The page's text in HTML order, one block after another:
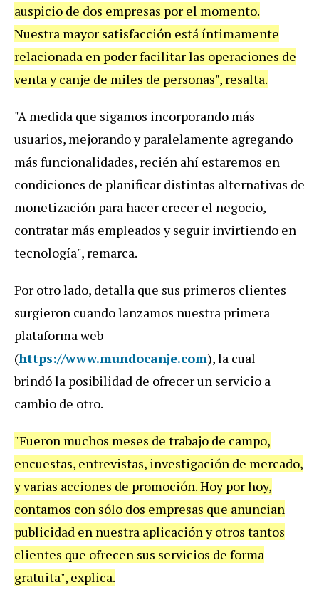
auspicio de dos empresas por el momento.
Nuestra mayor satisfacción está íntimamente
relacionada en poder facilitar las operaciones de
venta y canje de miles de personas", resalta.
"A medida que sigamos incorporando más
usuarios, mejorando y paralelamente agregando
más funcionalidades, recién ahí estaremos en
condiciones de planificar distintas alternativas de
monetización para hacer crecer el negocio,
contratar más empleados y seguir invirtiendo en
tecnología", remarca.
Por otro lado, detalla que sus primeros clientes
surgieron cuando lanzamos nuestra primera
plataforma web
(https://www.mundocanje.com), la cual
brindó la posibilidad de ofrecer un servicio a
cambio de otro.
"Fueron muchos meses de trabajo de campo,
encuestas, entrevistas, investigación de mercado,
y varias acciones de promoción. Hoy por hoy,
contamos con sólo dos empresas que anuncian
publicidad en nuestra aplicación y otros tantos
clientes que ofrecen sus servicios de forma
gratuita", explica.